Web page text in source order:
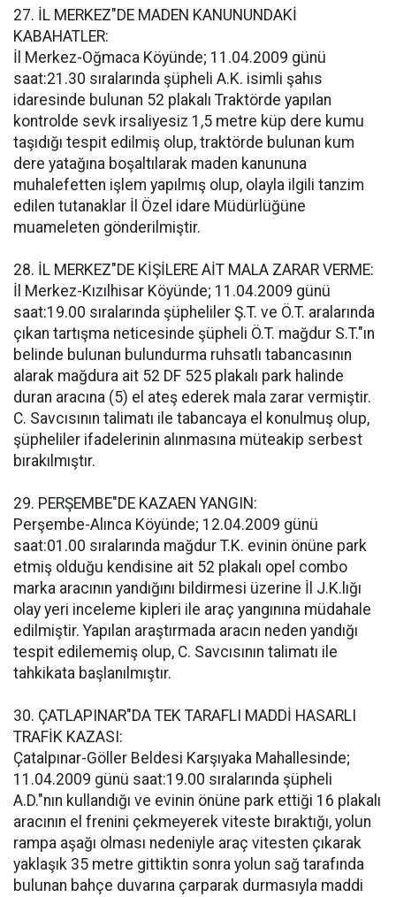
27. İL MERKEZ"DE MADEN KANUNUNDAKİ
KABAHATLER:
İl Merkez-Oğmaca Köyünde; 11.04.2009 günü
saat:21.30 sıralarında şüpheli A.K. isimli şahıs
idaresinde bulunan 52 plakalı Traktörde yapılan
kontrolde sevk irsaliyesiz 1,5 metre küp dere kumu
taşıdığı tespit edilmiş olup, traktörde bulunan kum
dere yatağına boşaltılarak maden kanununa
muhalefetten işlem yapılmış olup, olayla ilgili tanzim
edilen tutanaklar İl Özel idare Müdürlüğüne
muameleten gönderilmiştir.
28. İL MERKEZ"DE KİŞİLERE AİT MALA ZARAR VERME:
İl Merkez-Kızılhisar Köyünde; 11.04.2009 günü
saat:19.00 sıralarında şüpheliler Ş.T. ve Ö.T. aralarında
çıkan tartışma neticesinde şüpheli Ö.T. mağdur S.T."ın
belinde bulunan bulundurma ruhsatlı tabancasının
alarak mağdura ait 52 DF 525 plakalı park halinde
duran aracına (5) el ateş ederek mala zarar vermiştir.
C. Savcısının talimatı ile tabancaya el konulmuş olup,
şüpheliler ifadelerinin alınmasına müteakip serbest
bırakılmıştır.
29. PERŞEMBE"DE KAZAEN YANGIN:
Perşembe-Alınca Köyünde; 12.04.2009 günü
saat:01.00 sıralarında mağdur T.K. evinin önüne park
etmiş olduğu kendisine ait 52 plakalı opel combo
marka aracının yandığını bildirmesi üzerine İl J.K.lığı
olay yeri inceleme kipleri ile araç yangınına müdahale
edilmiştir. Yapılan araştırmada aracın neden yandığı
tespit edilememiş olup, C. Savcısının talimatı ile
tahkikata başlanılmıştır.
30. ÇATLAPINAR"DA TEK TARAFLI MADDİ HASARLI
TRAFİK KAZASI:
Çatalpınar-Göller Beldesi Karşıyaka Mahallesinde;
11.04.2009 günü saat:19.00 sıralarında şüpheli
A.D."nın kullandığı ve evinin önüne park ettiği 16 plakalı
aracının el frenini çekmeyerek viteste bıraktığı, yolun
rampa aşağı olması nedeniyle araç vitesten çıkarak
yaklaşık 35 metre gittiktin sonra yolun sağ tarafında
bulunan bahçe duvarına çarparak durmasıyla maddi